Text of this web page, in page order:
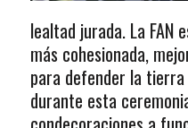
lealtad jurada. La FAN
más cohesionada,
para defender la
durante esta